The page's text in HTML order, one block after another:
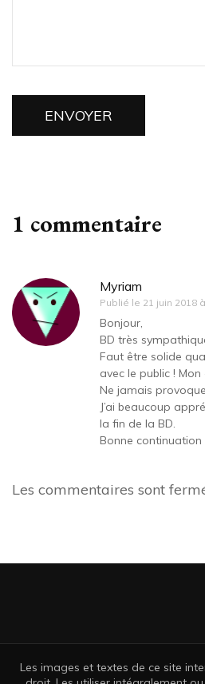
1 commentaire
Myriam
Publié le 21 juin 2018
Bonjour,
BD très
Faut être solide
avec le public !
Ne jamais
J’ai beaucoup
la fin de la BD.
Bonne continuation
Les commentaires sont
Les images et textes de ce site